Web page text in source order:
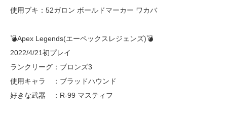
使用ブキ：52ガロン ボールドマーカー ワカバ
💣Apex Legends(エーペックスレジェンズ)💣
2022/4/21初プレイ
ランクリーグ：ブロンズ3
使用キャラ ：ブラッドハウンド
好きな武器 ：R-99 マスティフ